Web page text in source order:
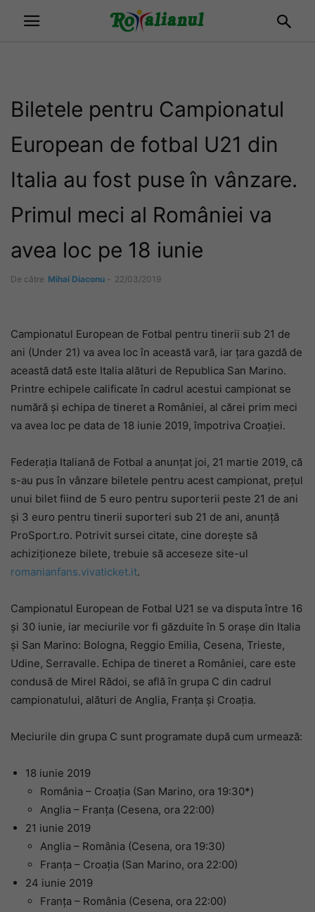
Biletele pentru Campionatul
European de fotbal U21 din
Italia au fost puse în vânzare.
Primul meci al României va
avea loc pe 18 iunie
De către Mihai Diaconu - 22/03/2019
Campionatul European de Fotbal pentru tinerii sub 21 de
ani (Under 21) va avea loc în această vară, iar țara gazdă de
această dată este Italia alături de Republica San Marino.
Printre echipele calificate în cadrul acestui campionat se
numără și echipa de tineret a României, al cărei prim meci
va avea loc pe data de 18 iunie 2019, împotriva Croației.
Federația Italiană de Fotbal a anunțat joi, 21 martie 2019, că
s-au pus în vânzare biletele pentru acest campionat, prețul
unui bilet fiind de 5 euro pentru suporterii peste 21 de ani
și 3 euro pentru tinerii suporteri sub 21 de ani, anunță
ProSport.ro. Potrivit sursei citate, cine dorește să
achiziționeze bilete, trebuie să acceseze site-ul
romanianfans.vivaticket.it.
Campionatul European de Fotbal U21 se va disputa între 16
și 30 iunie, iar meciurile vor fi găzduite în 5 orașe din Italia
și San Marino: Bologna, Reggio Emilia, Cesena, Trieste,
Udine, Serravalle. Echipa de tineret a României, care este
condusă de Mirel Rădoi, se află în grupa C din cadrul
campionatului, alături de Anglia, Franța și Croația.
Meciurile din grupa C sunt programate după cum urmează:
18 iunie 2019
România – Croaţia (San Marino, ora 19:30*)
Anglia – Franţa (Cesena, ora 22:00)
21 iunie 2019
Anglia – România (Cesena, ora 19:30)
Franţa – Croaţia (San Marino, ora 22:00)
24 iunie 2019
Franţa – România (Cesena, ora 22:00)